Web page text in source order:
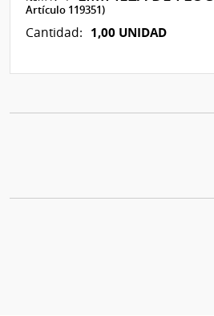
Artículo 119351)
Cantidad: 1,00 UNIDAD